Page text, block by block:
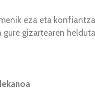
eza eta
gizartearen